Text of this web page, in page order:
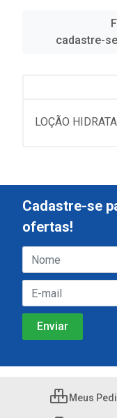
cadastre-
LOÇÃO
Cadastre-se
ofertas!
Meus